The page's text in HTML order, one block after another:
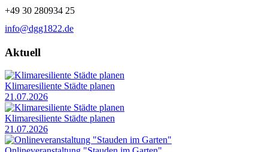
+49 30 280934 25
info@dgg1822.de
Aktuell
Klimaresiliente Städte planen
21.07.2026
Klimaresiliente Städte planen
21.07.2026